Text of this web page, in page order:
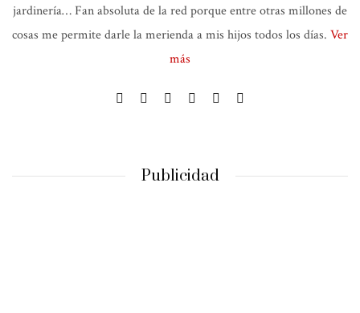
jardinería… Fan absoluta de la red porque entre otras millones de
cosas me permite darle la merienda a mis hijos todos los días. Ver
más
Publicidad